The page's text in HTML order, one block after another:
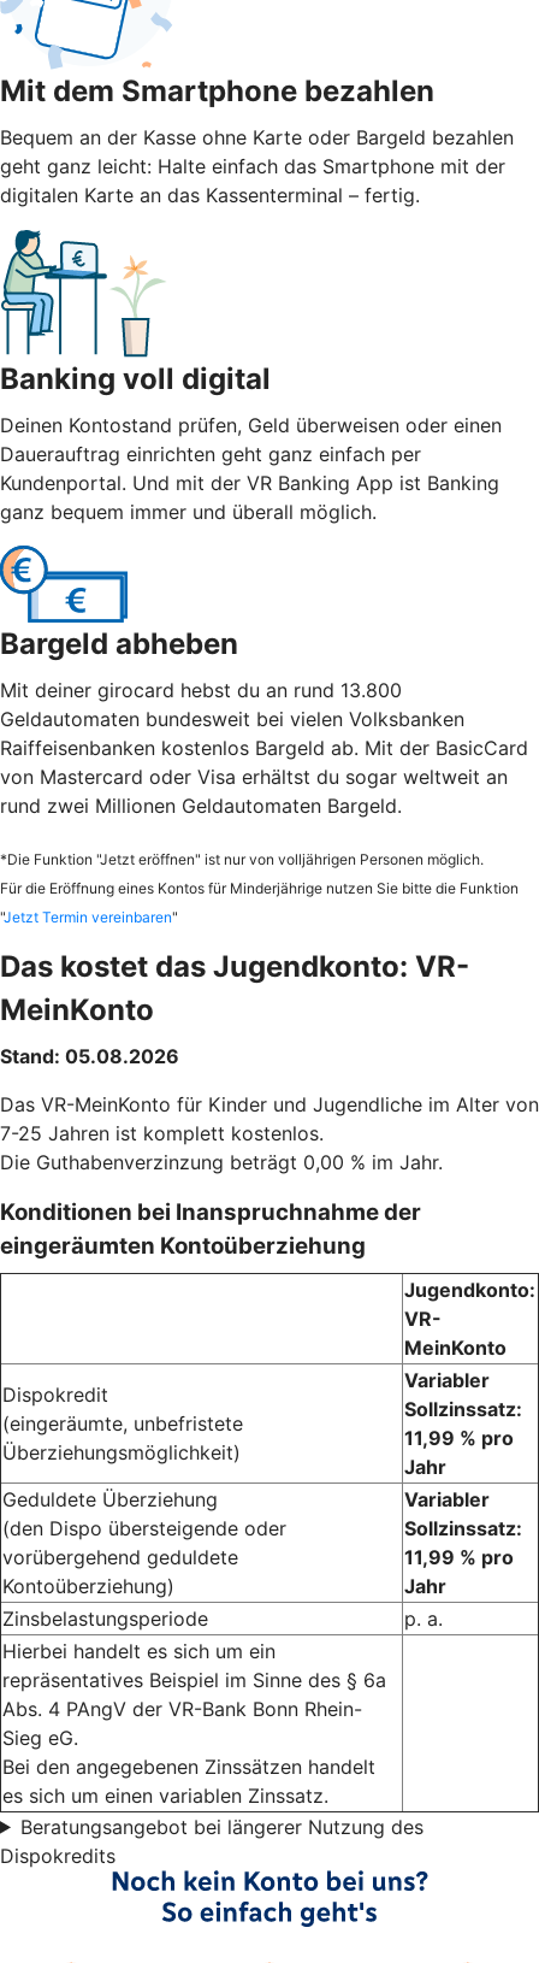
Mit dem Smartphone bezahlen
Bequem an der Kasse ohne Karte oder Bargeld bezahlen
geht ganz leicht: Halte einfach das Smartphone mit der
digitalen Karte an das Kassenterminal – fertig.
Banking voll digital
Deinen Kontostand prüfen, Geld überweisen oder einen
Dauerauftrag einrichten geht ganz einfach per
Kundenportal. Und mit der VR Banking App ist Banking
ganz bequem immer und überall möglich.
Bargeld abheben
Mit deiner girocard hebst du an rund 13.800
Geldautomaten bundesweit bei vielen Volksbanken
Raiffeisenbanken kostenlos Bargeld ab. Mit der BasicCard
von Mastercard oder Visa erhältst du sogar weltweit an
rund zwei Millionen Geldautomaten Bargeld.
*Die Funktion "Jetzt eröffnen" ist nur von volljährigen Personen möglich.
Für die Eröffnung eines Kontos für Minderjährige nutzen Sie bitte die Funktion
"Jetzt Termin vereinbaren"
Das kostet das Jugendkonto: VR-
MeinKonto
Stand: 05.08.2026
Das VR-MeinKonto für Kinder und Jugendliche im Alter von
7-25 Jahren ist komplett kostenlos.
Die Guthabenverzinzung beträgt 0,00 % im Jahr.
Konditionen bei Inanspruchnahme der
eingeräumten Kontoüberziehung
Jugendkonto:
VR-
MeinKonto
Dispokredit
(eingeräumte, unbefristete
Überziehungsmöglichkeit)
Variabler
Sollzinssatz:
11,99 % pro
Jahr
Geduldete Überziehung
(den Dispo übersteigende oder
vorübergehend geduldete
Kontoüberziehung)
Variabler
Sollzinssatz:
11,99 % pro
Jahr
Zinsbelastungsperiode
p. a.
Hierbei handelt es sich um ein
repräsentatives Beispiel im Sinne des § 6a
Abs. 4 PAngV der VR-Bank Bonn Rhein-
Sieg eG.
Bei den angegebenen Zinssätzen handelt
es sich um einen variablen Zinssatz.
Beratungsangebot bei längerer Nutzung des
Dispokredits